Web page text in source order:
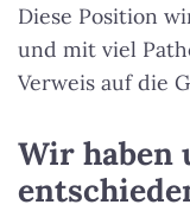
Diese Position
und mit viel
Verweis auf die
Wir haben